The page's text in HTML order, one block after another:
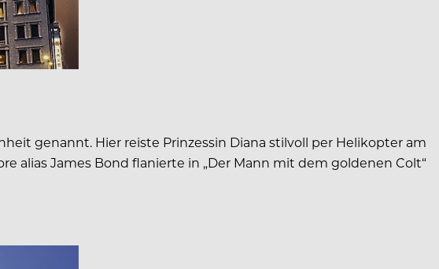
genannt. Hier reiste Prinzessin Diana stilvoll per Helikopter am
alias James Bond flanierte in „Der Mann mit dem goldenen Colt“